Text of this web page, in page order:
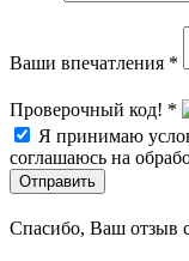
Ваши впечатления *
Проверочный код! *
Я принимаю
соглашаюсь на
Отправить
Спасибо, Ваш отзыв